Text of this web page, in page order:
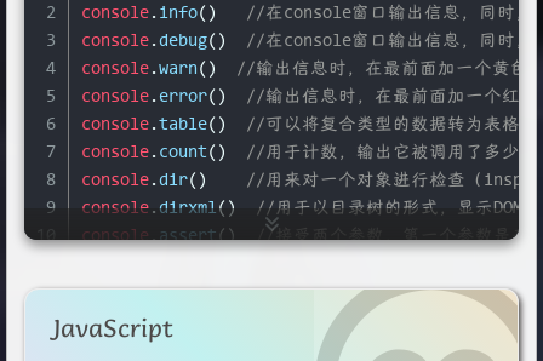
2
3
4
5
6
7
8
9
10
12
13
console . info() //在console窗口输出信息，同时，
console .debug() //在console窗口输出信息，同时，
console .warn () //输出信息时，在最前面加一个黄色
console . error() //输出信息时，在最前面加一个红
console .table() //可以将复合类型的数据转为表格显
console . count () //用于计数，输出它被调用了多少次
console .dir() //用来对一个对象进行检查（
console . dirxml ()
//用于以目录树的形式，显示DOM
console.assert() //接受两个参数，第一个参数是表
//这两个方法用于计时，可以算出一个操作所花费的准确
console . time
.
JavaScript